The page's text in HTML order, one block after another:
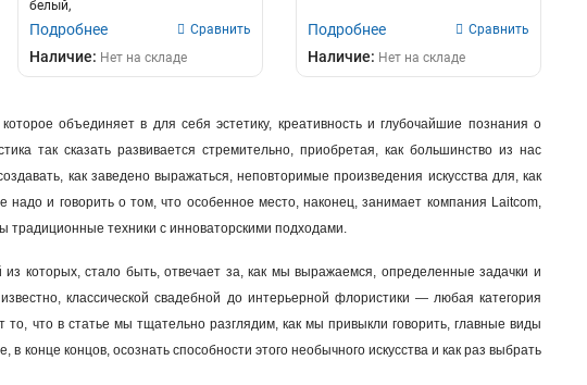
белый,
Подробнее Сравнить
Наличие: Нет на складе
Подробнее Сравнить
Наличие: Нет на складе
объединяет в для себя эстетику, креативность и глубочайшие познания о
так сказать развивается стремительно, приобретая, как большинство из нас
как заведено выражаться, неповторимые произведения искусства для, как
и говорить о том, что особенное место, наконец, занимает компания Laitcom,
традиционные техники с инноваторскими подходами.
которых, стало быть, отвечает за, как мы выражаемся, определенные задачки и
классической свадебной до интерьерной флористики — любая категория
что в статье мы тщательно разглядим, как мы привыкли говорить, главные виды
концов, осознать способности этого необычного искусства и как раз выбрать